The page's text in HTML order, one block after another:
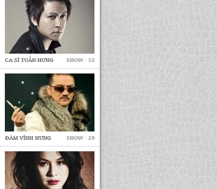
CA SĨ TUẤN HƯNG SHOW : 32
ĐÀM VĨNH HƯNG SHOW : 26